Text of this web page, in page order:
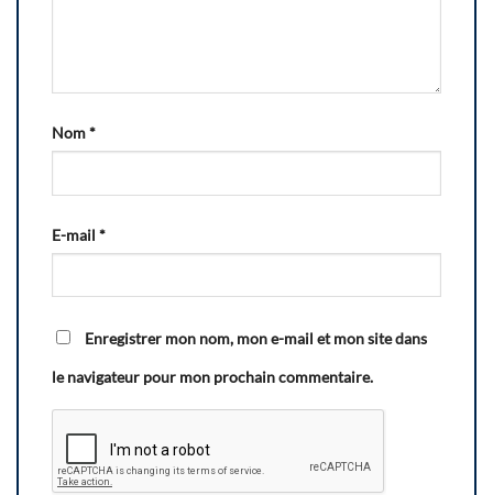
Nom*
E-mail *
Enregistrer mon nom, mon e-mail et mon site dans
le navigateur pour mon prochain commentaire.